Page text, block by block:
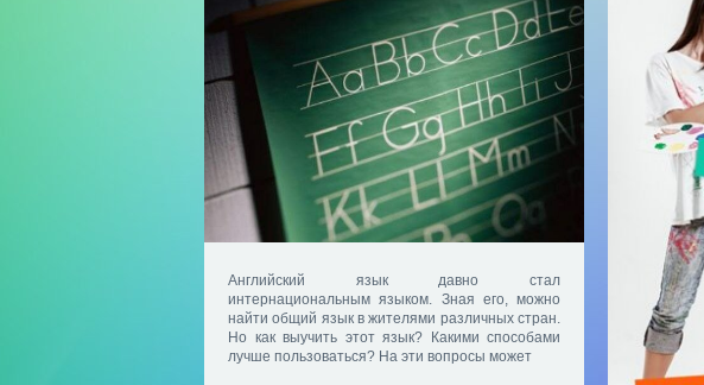
Английский язык давно стал
интернациональным языком. Зная его, можно
найти общий язык в жителями различных стран.
Но как выучить этот язык? Какими способами
лучше пользоваться? На эти вопросы может